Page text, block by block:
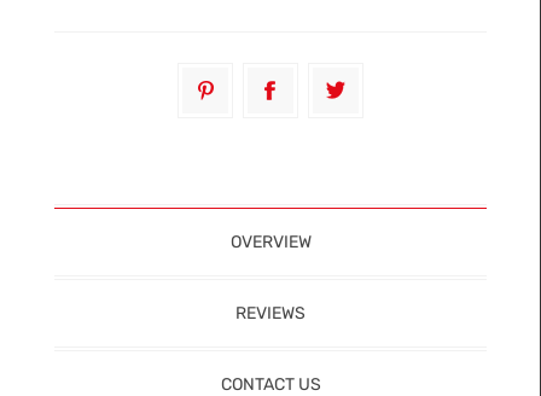
OVERVIEW
REVIEWS
CONTACT US